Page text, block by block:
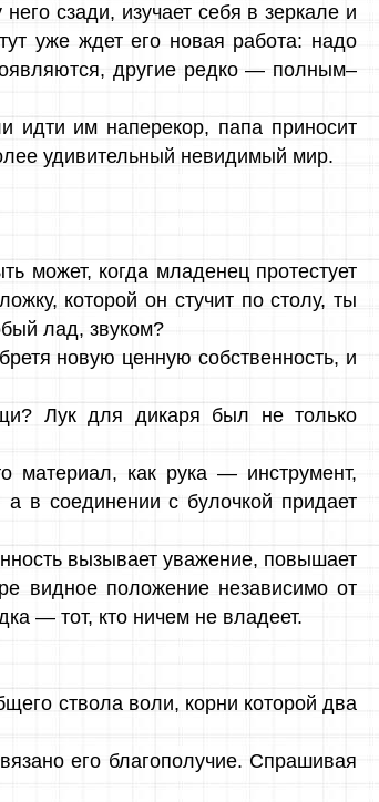
сзади, изучает себя в зеркале и
уже ждет его новая работа: надо
другие редко — полным–
идти им наперекор, папа приносит
удивительный невидимый мир.
может, когда младенец протестует
которой он стучит по столу, ты
лад, звуком?
новую ценную собственность, и
Лук для дикаря был не только
материал, как рука — инструмент,
в соединении с булочкой придает
вызывает уважение, повышает
видное положение независимо от
— тот, кто ничем не владеет.
ствола воли, корни которой два
его благополучие. Спрашивая